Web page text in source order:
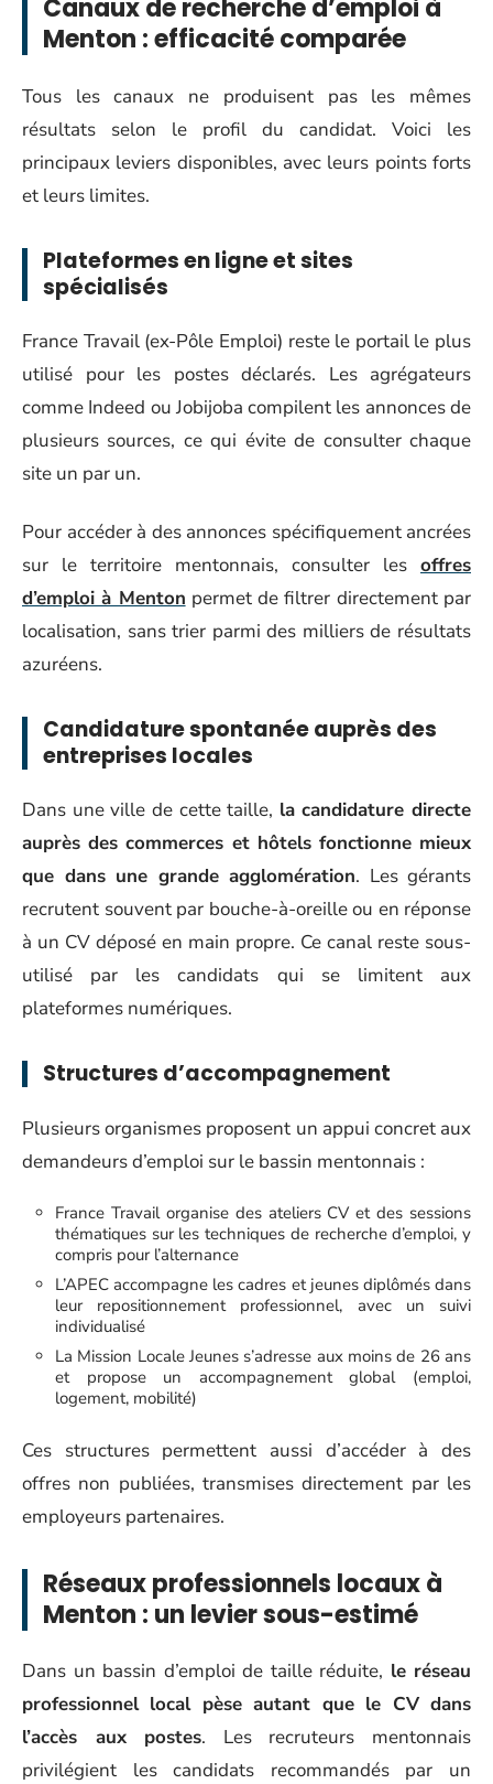
Canaux de recherche d’emploi à
Menton : efficacité comparée
Tous les canaux ne produisent pas les mêmes
résultats selon le profil du candidat. Voici les
principaux leviers disponibles, avec leurs points forts
et leurs limites.
Plateformes en ligne et sites
spécialisés
France Travail (ex-Pôle Emploi) reste le portail le plus
utilisé pour les postes déclarés. Les agrégateurs
comme Indeed ou Jobijoba compilent les annonces de
plusieurs sources, ce qui évite de consulter chaque
site un par un.
Pour accéder à des annonces spécifiquement ancrées
sur le territoire mentonnais, consulter les offres
d’emploi à Menton permet de filtrer directement par
localisation, sans trier parmi des milliers de résultats
azuréens.
Candidature spontanée auprès des
entreprises locales
Dans une ville de cette taille, la candidature directe
auprès des commerces et hôtels fonctionne mieux
que dans une grande agglomération. Les gérants
recrutent souvent par bouche-à-oreille ou en réponse
à un CV déposé en main propre. Ce canal reste sous-
utilisé par les candidats qui se limitent aux
plateformes numériques.
Structures d’accompagnement
Plusieurs organismes proposent un appui concret aux
demandeurs d’emploi sur le bassin mentonnais :
France Travail organise des ateliers CV et des sessions
thématiques sur les techniques de recherche d’emploi, y
compris pour l’alternance
L’APEC accompagne les cadres et jeunes diplômés dans
leur repositionnement professionnel, avec un suivi
individualisé
La Mission Locale Jeunes s’adresse aux moins de 26 ans
et propose un accompagnement global (emploi,
logement, mobilité)
Ces structures permettent aussi d’accéder à des
offres non publiées, transmises directement par les
employeurs partenaires.
Réseaux professionnels locaux à
Menton : un levier sous-estimé
Dans un bassin d’emploi de taille réduite, le réseau
professionnel local pèse autant que le CV dans
l’accès aux postes. Les recruteurs mentonnais
privilégient les candidats recommandés par un